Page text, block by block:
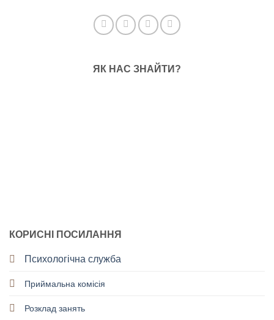
ЯК НАС ЗНАЙТИ?
КОРИСНІ ПОСИЛАННЯ
Психологічна служба
Приймальна комісія
Розклад занять